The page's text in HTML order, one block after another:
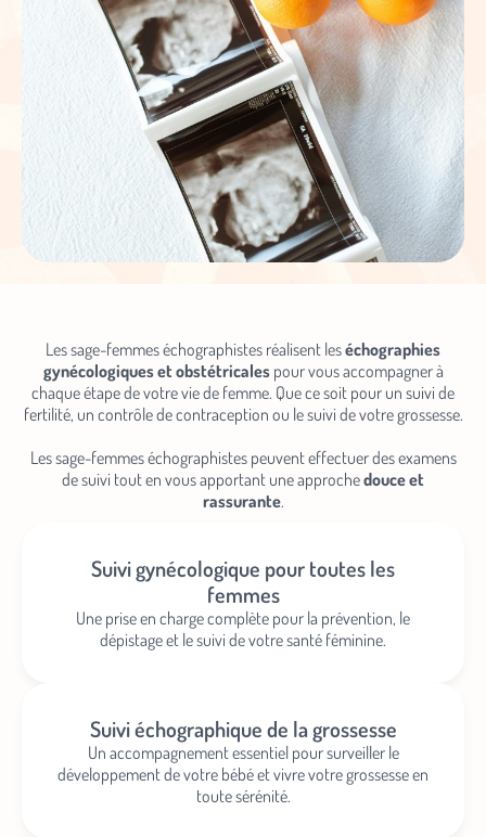
Les sage-femmes échographistes réalisent leséchographies
gynécologiques et obstétricalespour vous accompagner à
chaque étape de votre vie de femme. Que ce soit pour un suivi de
fertilité, un contrôle de contraception ou le suivi de votre grossesse.
Les sage-femmes échographistes peuvent effectuer des examens
de suivi tout en vous apportant une approchedouce et
rassurante.
Suivi gynécologique pour toutes les
femmes
Une prise en charge complète pour la prévention, le
dépistage et le suivi de votre santé féminine.
Suivi échographique de la grossesse
Un accompagnement essentiel pour surveiller le
développement de votre bébé et vivre votre grossesse en
toute sérénité.